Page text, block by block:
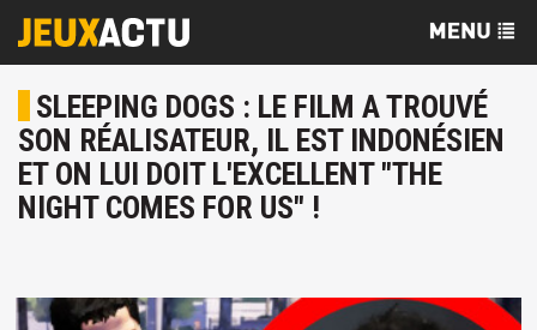
SLEEPING DOGS : LE FILM A TROUVÉ
SON RÉALISATEUR, IL EST INDONÉSIEN
ET ON LUI DOIT L'EXCELLENT "THE
NIGHT COMES FOR US" !